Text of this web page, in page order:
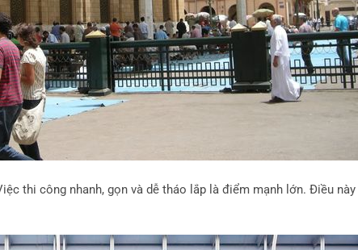
thi công nhanh, gọn và dễ tháo lắp là điểm mạnh lớn. Điều